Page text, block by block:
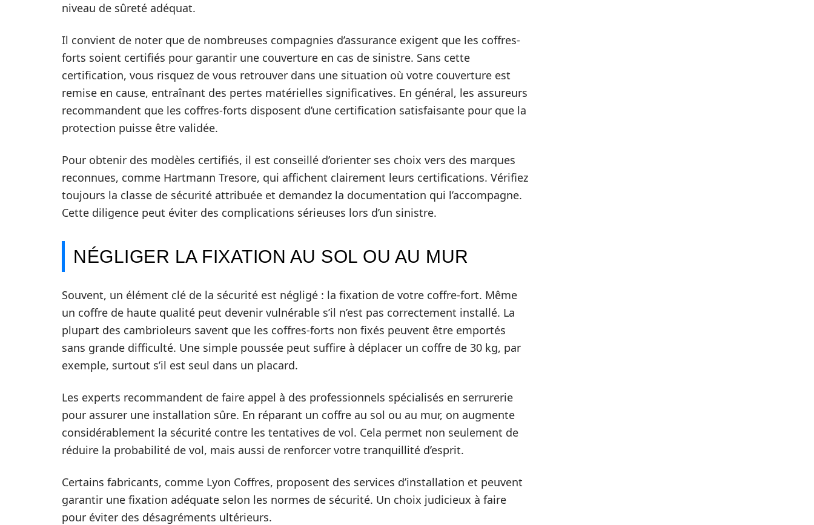
niveau de sûreté adéquat.
Il convient de noter que de nombreuses compagnies d’assurance exigent que les coffres-
forts soient certifiés pour garantir une couverture en cas de sinistre. Sans cette
certification, vous risquez de vous retrouver dans une situation où votre couverture est
remise en cause, entraînant des pertes matérielles significatives. En général, les assureurs
recommandent que les coffres-forts disposent d’une certification satisfaisante pour que la
protection puisse être validée.
Pour obtenir des modèles certifiés, il est conseillé d’orienter ses choix vers des marques
reconnues, comme Hartmann Tresore, qui affichent clairement leurs certifications. Vérifiez
toujours la classe de sécurité attribuée et demandez la documentation qui l’accompagne.
Cette diligence peut éviter des complications sérieuses lors d’un sinistre.
NÉGLIGER LA FIXATION AU SOL OU AU MUR
Souvent, un élément clé de la sécurité est négligé : la fixation de votre coffre-fort. Même
un coffre de haute qualité peut devenir vulnérable s’il n’est pas correctement installé. La
plupart des cambrioleurs savent que les coffres-forts non fixés peuvent être emportés
sans grande difficulté. Une simple poussée peut suffire à déplacer un coffre de 30 kg, par
exemple, surtout s’il est seul dans un placard.
Les experts recommandent de faire appel à des professionnels spécialisés en serrurerie
pour assurer une installation sûre. En réparant un coffre au sol ou au mur, on augmente
considérablement la sécurité contre les tentatives de vol. Cela permet non seulement de
réduire la probabilité de vol, mais aussi de renforcer votre tranquillité d’esprit.
Certains fabricants, comme Lyon Coffres, proposent des services d’installation et peuvent
garantir une fixation adéquate selon les normes de sécurité. Un choix judicieux à faire
pour éviter des désagréments ultérieurs.